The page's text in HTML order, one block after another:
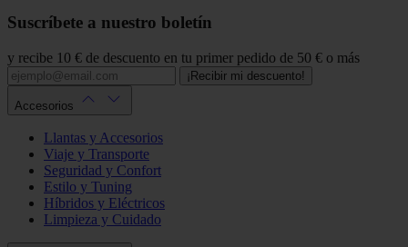
Suscríbete a nuestro boletín
y recibe 10 € de descuento en tu primer pedido de 50 € o más
¡Recibir mi descuento!
Accesorios
Llantas y Accesorios
Viaje y Transporte
Seguridad y Confort
Estilo y Tuning
Híbridos y Eléctricos
Limpieza y Cuidado